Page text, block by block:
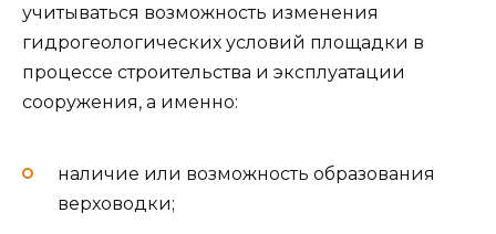
учитываться возможность изменения
гидрогеологических условий площадки в
процессе строительства и эксплуатации
сооружения, а именно:
наличие или возможность образования
верховодки;